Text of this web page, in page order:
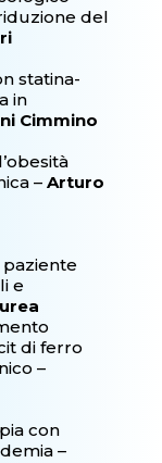
del
statina-
in
Cimmino
– Arturo
e
di ferro
–
con
–